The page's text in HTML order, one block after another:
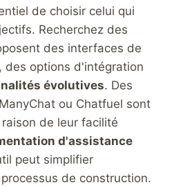
de choisir celui qui
Recherchez des
des interfaces de
des options d'intégration
évolutives. Des
ou Chatfuel sont
raison de leur facilité
d'assistance
peut simplifier
de construction.